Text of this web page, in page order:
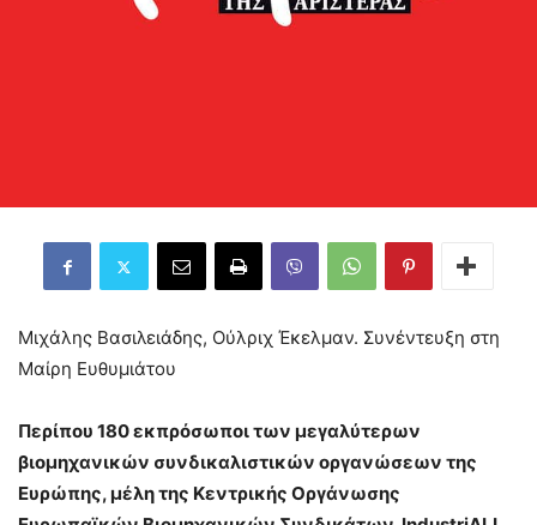
Μιχάλης Βασιλειάδης, Ούλριχ Έκελμαν. Συνέντευξη στη
Μαίρη Ευθυμιάτου
Περίπου 180 εκπρόσωποι των μεγαλύτερων
βιομηχανικών συνδικαλιστικών οργανώσεων της
Ευρώπης, μέλη της Κεντρικής Οργάνωσης